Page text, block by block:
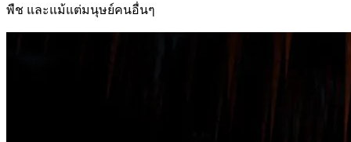
พืช และแม้แต่มนุษย์คนอื่นๆ